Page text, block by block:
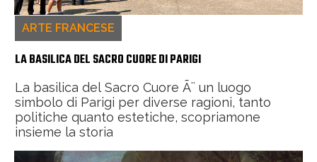
ARTE FRANCESE
LA BASILICA DEL SACRO CUORE DI PARIGI
La basilica del Sacro Cuore Ã¨ un luogo
simbolo di Parigi per diverse ragioni, tanto
politiche quanto estetiche, scopriamone
insieme la storia